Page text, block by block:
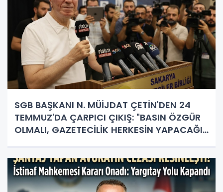
SGB BAŞKANI N. MÜİJDAT ÇETİN'DEN 24
TEMMUZ'DA ÇARPICI ÇIKIŞ: "BASIN ÖZGÜR
OLMALI, GAZETECİLİK HERKESİN YAPACAĞI